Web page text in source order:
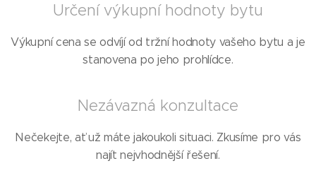
Určení výkupní hodnoty bytu
Výkupní cena se odvíjí od tržní hodnoty vašeho bytu a je
stanovena po jeho prohlídce.
Nezávazná konzultace
Nečekejte, ať už máte jakoukoli situaci. Zkusíme pro vás
najít nejvhodnější řešení.